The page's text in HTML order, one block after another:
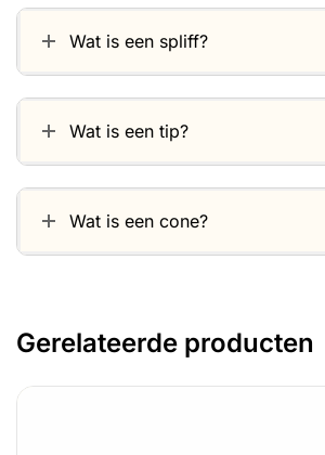
Wat is een spliff?
Wat is een tip?
Wat is een cone?
Gerelateerde producten